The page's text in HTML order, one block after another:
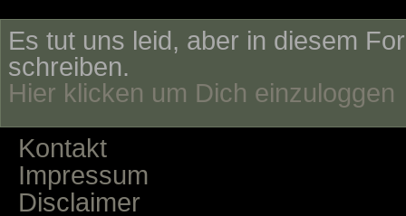
Es tut uns leid, aber in diesem
schreiben.
Hier klicken um Dich einzuloggen
Kontakt
Impressum
Disclaimer